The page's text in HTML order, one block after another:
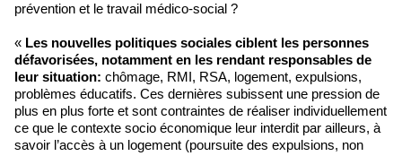
prévention et le travail médico-social ?
« Les nouvelles politiques sociales ciblent les personnes
défavorisées, notamment en les rendant responsables de
leur situation: chômage, RMI, RSA, logement, expulsions,
problèmes éducatifs. Ces dernières subissent une pression de
plus en plus forte et sont contraintes de réaliser individuellement
ce que le contexte socio économique leur interdit par ailleurs, à
savoir l’accès à un logement (poursuite des expulsions, non